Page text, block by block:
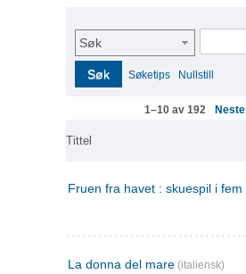
Søk
Søk Søketips Nullstill
1–10 av 192 Neste
Tittel
Fruen fra havet : skuespil i fem
La donna del mare (italiensk)